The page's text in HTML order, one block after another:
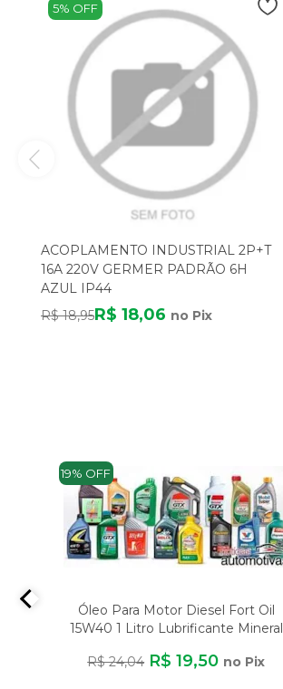
5% OFF
ACOPLAMENTO INDUSTRIAL 2P+T
16A 220V GERMER PADRÃO 6H
AZUL IP44
R$ 18,95R$ 18,06 no Pix
19% OFF
Óleo Para Motor Diesel Fort Oil
15W40 1 Litro Lubrificante Mineral
R$ 24,04 R$ 19,50 no Pix